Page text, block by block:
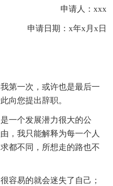
申请人：xxx
申请日期：x年x月x日
第一次，或许也是最后一
向您提出辞职。
一个发展潜力很大的公
，我只能解释为每一个人
都不同，所想走的路也不
容易的就会迷失了自己；